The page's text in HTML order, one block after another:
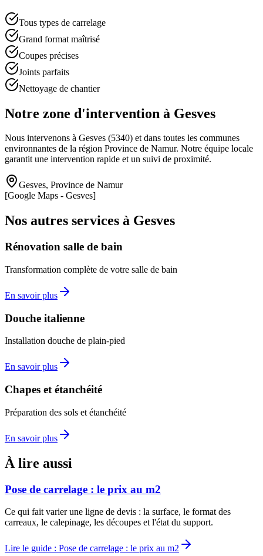
Tous types de carrelage
Grand format maîtrisé
Coupes précises
Joints parfaits
Nettoyage de chantier
Notre zone d'intervention à Gesves
Nous intervenons à Gesves (5340) et dans toutes les communes
environnantes de la région Province de Namur. Notre équipe locale
garantit une intervention rapide et un suivi de proximité.
Gesves, Province de Namur
[Google Maps - Gesves]
Nos autres services à Gesves
Rénovation salle de bain
Transformation complète de votre salle de bain
En savoir plus
Douche italienne
Installation douche de plain-pied
En savoir plus
Chapes et étanchéité
Préparation des sols et étanchéité
En savoir plus
À lire aussi
Pose de carrelage : le prix au m2
Ce qui fait varier une ligne de devis : la surface, le format des
carreaux, le calepinage, les découpes et l'état du support.
Lire le guide : Pose de carrelage : le prix au m2